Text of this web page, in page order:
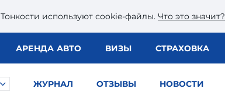
Тонкости используют сookie-файлы. Что это значит?
АРЕНДА АВТО ВИЗЫ СТРАХОВКА
ЖУРНАЛ ОТЗЫВЫ НОВОСТИ